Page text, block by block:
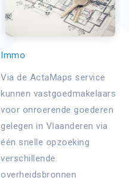
Immo
Via de ActaMaps service
kunnen vastgoedmakelaars
voor onroerende goederen
gelegen in Vlaanderen via
één snelle opzoeking
verschillende
overheidsbronnen